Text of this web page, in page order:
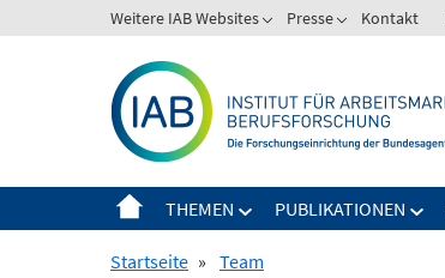
zum
Weitere IAB Websites Presse Kontakt
THEMEN PUBLIKATIONEN
Startseite » Team